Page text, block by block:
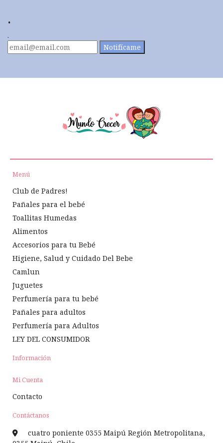
.
.
Notifícame
Menú
Club de Padres!
Pañales para el bebé
Toallitas Humedas
Alimentos
Accesorios para tu Bebé
Higiene, Salud y Cuidado Del Bebe
Camlun
Juguetes
Perfumería para tu bebé
Pañales para adultos
Perfumería para Adultos
LEY DEL CONSUMIDOR
Información
Mi Cuenta
Contacto
Contáctanos
cuatro poniente 0355 Maipú Región Metropolitana,